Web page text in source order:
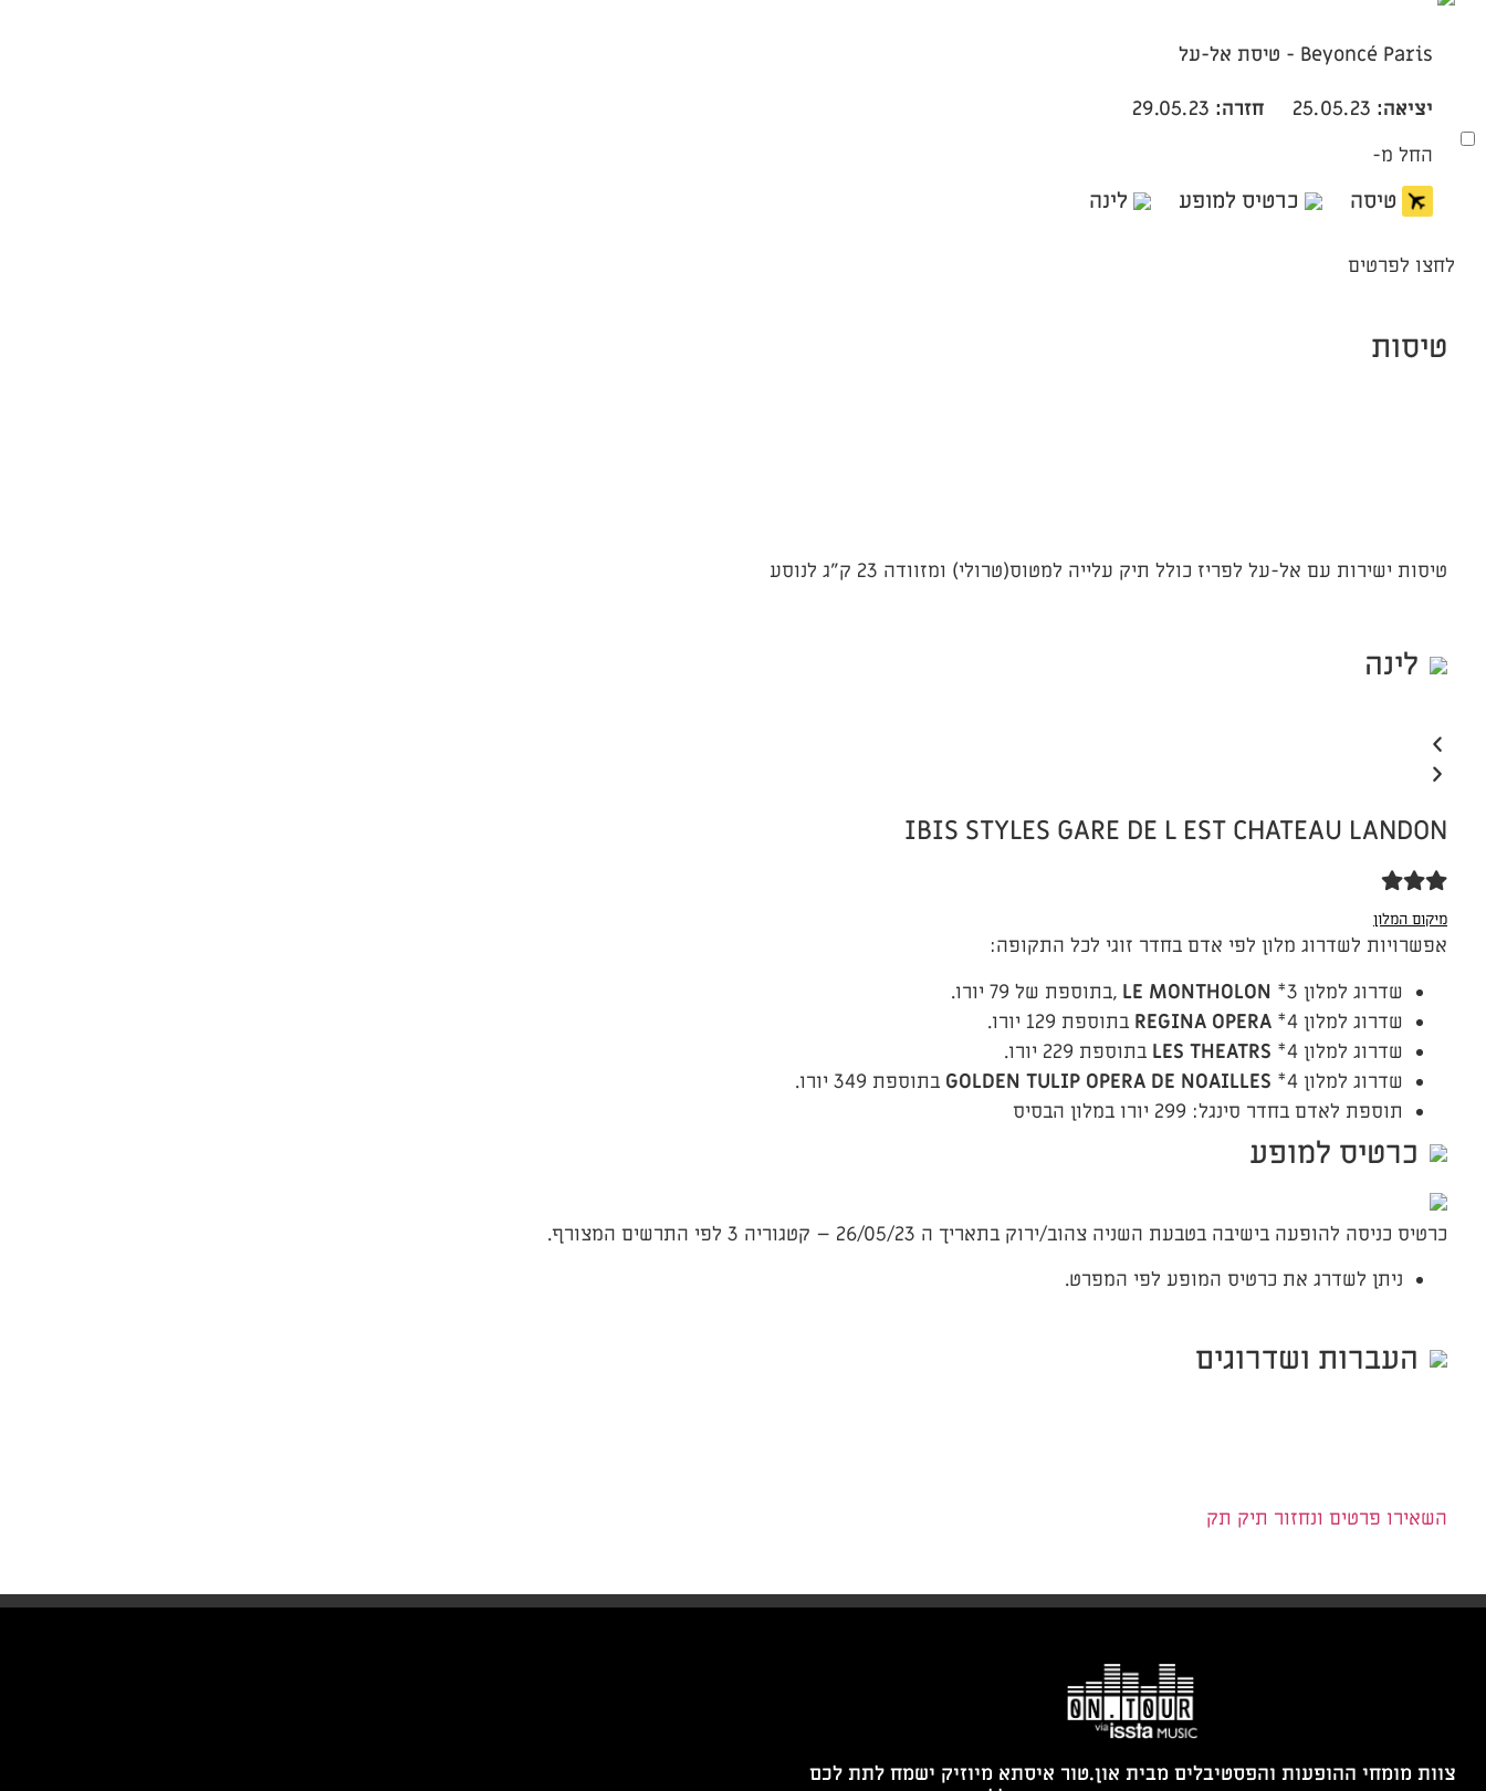
Beyoncé Paris - טיסת אל-על
יציאה: 25.05.23 חזרה: 29.05.23
החל מ-
טיסה כרטיס למופע לינה
לחצו לפרטים
טיסות
טיסות ישירות עם אל-על לפריז כולל תיק עלייה למטוס(טרולי) ומזוודה 23 ק"ג לנוסע
לינה
IBIS STYLES GARE DE L EST CHATEAU LANDON
מיקום המלון
אפשרויות לשדרוג מלון לפי אדם בחדר זוגי לכל התקופה:
שדרוג למלון 3*
LE MONTHOLON ,בתוספת של 79 יורו.
שדרוג למלון 4*
REGINA OPERAבתוספת 129 יורו.
שדרוג למלון 4*
LES THEATRSבתוספת 229 יורו.
שדרוג למלון 4*
GOLDEN TULIP OPERA DE NOAILLES בתוספת 349 יורו.
תוספת לאדם בחדר סינגל: 299 יורו במלון הבסיס
כרטיס למופע
כרטיס כניסה להופעה בישיבה בטבעת השניה צהוב/ירוק בתאריך ה 26/05/23 – קטגוריה 3 לפי התרשים המצורף.
ניתן לשדרג את כרטיס המופע לפי המפרט.
העברות ושדרוגים
השאירו פרטים ונחזור תיק תק
צוות מומחי ההופעות והפסטיבלים מבית און.טור איסתא מיוזיק ישמח לתת לכם